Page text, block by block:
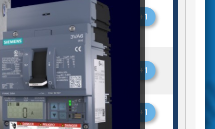
Monterrey 3 +1
Monterrey 3 +1
Monterrey 8 +1